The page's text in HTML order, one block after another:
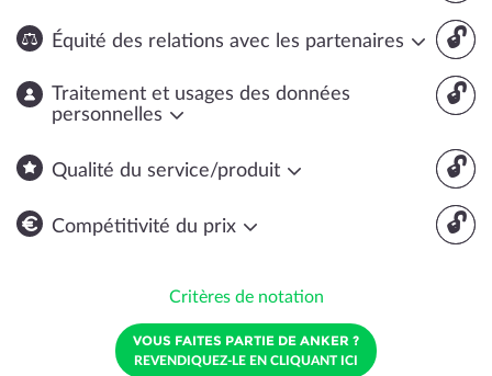
🔓
Équité des relations avec les partenaires
🔓
Traitement et usages des données
personnelles
🔓
Qualité du service/produit
🔓
Compétitivité du prix
Critères de notation
VOUS FAITES PARTIE DE ANKER ?
REVENDIQUEZ-LE EN CLIQUANT ICI